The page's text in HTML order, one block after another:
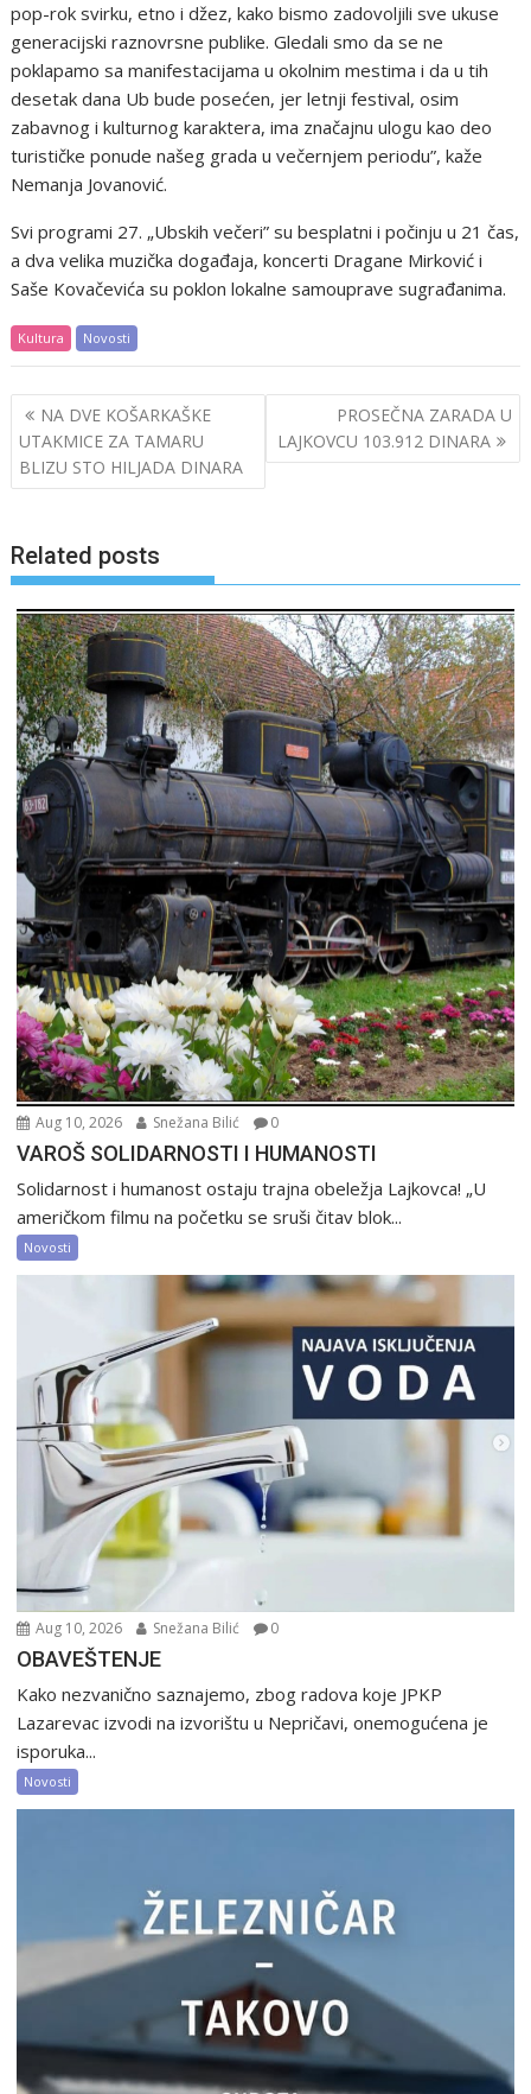
pop-rok svirku, etno i džez, kako bismo zadovoljili sve ukuse
generacijski raznovrsne publike. Gledali smo da se ne
poklapamo sa manifestacijama u okolnim mestima i da u tih
desetak dana Ub bude posećen, jer letnji festival, osim
zabavnog i kulturnog karaktera, ima značajnu ulogu kao deo
turističke ponude našeg grada u večernjem periodu”, kaže
Nemanja Jovanović.
Svi programi 27. „Ubskih večeri” su besplatni i počinju u 21 čas,
a dva velika muzička događaja, koncerti Dragane Mirković i
Saše Kovačevića su poklon lokalne samouprave sugrađanima.
Kultura Novosti
Post
navigation
NA DVE KOŠARKAŠKE
UTAKMICE ZA TAMARU
BLIZU STO HILJADA DINARA
PROSEČNA ZARADA U
LAJKOVCU 103.912 DINARA
Related posts
Aug 10, 2026 Snežana Bilić 0
VAROŠ SOLIDARNOSTI I HUMANOSTI
Solidarnost i humanost ostaju trajna obeležja Lajkovca! „U
američkom filmu na početku se sruši čitav blok...
Novosti
Aug 10, 2026 Snežana Bilić 0
OBAVEŠTENJE
Kako nezvanično saznajemo, zbog radova koje JPKP
Lazarevac izvodi na izvorištu u Nepričavi, onemogućena je
isporuka...
Novosti